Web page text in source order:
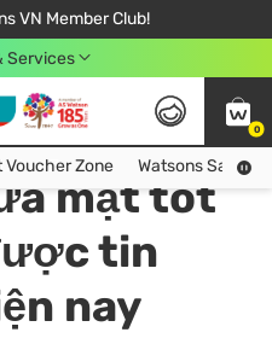
VN Member Club!
From 249,000Đ
in Hồ Chí Minh City
Services
0
Collect more hot vouchers at Voucher Zone Zone Watsons Safety
mặt tốt
tin
nay